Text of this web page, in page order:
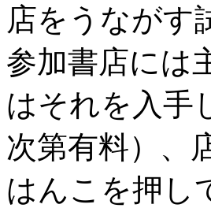
店をうながす
参加書店には
はそれを入手
次第有料）、
はんこを押し